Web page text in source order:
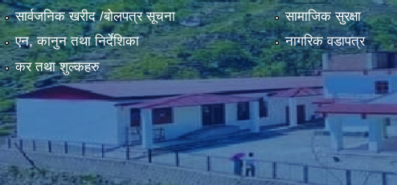
सार्वजनिक खरीद /बोलपत्र सूचना
एन, कानुन तथा निर्देशिका
कर तथा शुल्कहरु
सामाजिक सुरक्षा
नागरिक वडापत्र